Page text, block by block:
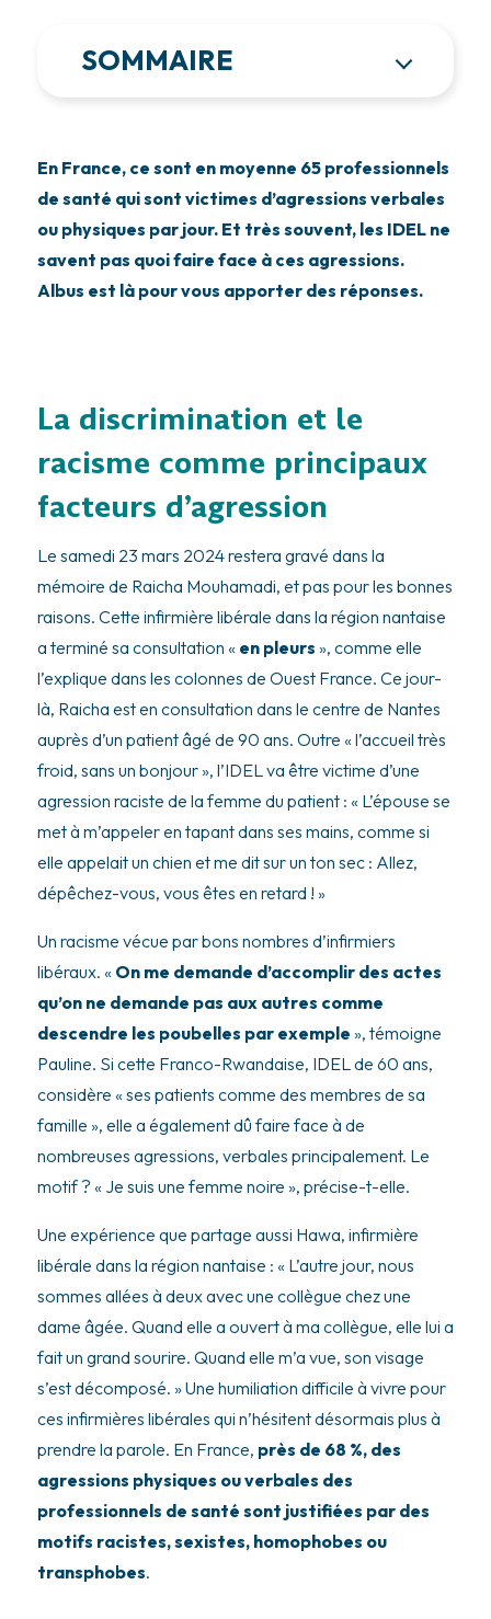
SOMMAIRE
En France, ce sont en moyenne 65 professionnels
de santé qui sont victimes d’agressions verbales
ou physiques par jour. Et très souvent, les IDEL ne
savent pas quoi faire face à ces agressions.
Albus est là pour vous apporter des réponses.
La discrimination et le
racisme comme principaux
facteurs d’agression
Le samedi 23 mars 2024 restera gravé dans la
mémoire de Raicha Mouhamadi, et pas pour les bonnes
raisons. Cette infirmière libérale dans la région nantaise
a terminé sa consultation « en pleurs », comme elle
l’explique dans les colonnes de Ouest France. Ce jour-
là, Raicha est en consultation dans le centre de Nantes
auprès d’un patient âgé de 90 ans. Outre « l’accueil très
froid, sans un bonjour », l’IDEL va être victime d’une
agression raciste de la femme du patient : « L’épouse se
met à m’appeler en tapant dans ses mains, comme si
elle appelait un chien et me dit sur un ton sec : Allez,
dépêchez-vous, vous êtes en retard ! »
Un racisme vécue par bons nombres d’infirmiers
libéraux. « On me demande d’accomplir des actes
qu’on ne demande pas aux autres comme
descendre les poubelles par exemple », témoigne
Pauline. Si cette Franco-Rwandaise, IDEL de 60 ans,
considère « ses patients comme des membres de sa
famille », elle a également dû faire face à de
nombreuses agressions, verbales principalement. Le
motif ? « Je suis une femme noire », précise-t-elle.
Une expérience que partage aussi Hawa, infirmière
libérale dans la région nantaise : « L’autre jour, nous
sommes allées à deux avec une collègue chez une
dame âgée. Quand elle a ouvert à ma collègue, elle lui a
fait un grand sourire. Quand elle m’a vue, son visage
s’est décomposé. » Une humiliation difficile à vivre pour
ces infirmières libérales qui n’hésitent désormais plus à
prendre la parole. En France, près de 68 %, des
agressions physiques ou verbales des
professionnels de santé sont justifiées par des
motifs racistes, sexistes, homophobes ou
transphobes.